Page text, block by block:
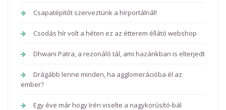
Csapatépítőt szerveztünk a hírportálnál!
Csodás hír volt a héten ez az étterem éllátó webshop
Dhwani Patra, a rezonáló tál, ami hazánkban is elterjedt
Drágább lenne minden, ha agglomerációba él az
ember?
Egy éve már hogy Irén viselte a nagykorúsító-bál